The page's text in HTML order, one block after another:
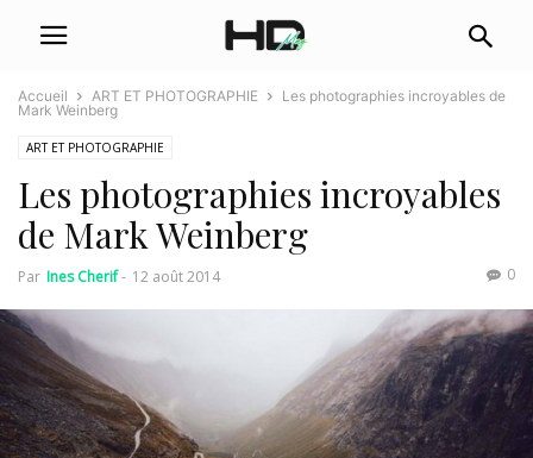
Accueil ART ET PHOTOGRAPHIE
Les photographies incroyables de
Mark Weinberg
ART ET PHOTOGRAPHIE
Les photographies incroyables
de Mark Weinberg
Par Ines Cherif- 12 août 2014 0